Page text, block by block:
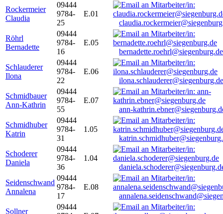
Rockermeier
Claudia
09444
9784-
25
E.01
Röhrl
Bernadette
09444
9784-
16
E.05
bernadette.roehrl@siegenburg.de
Schlauderer
Ilona
09444
9784-
22
E.06
ilona.schlauderer@siegenburg.de
Schmidbauer
Ann-Kathrin
09444
9784-
55
E.07
ann-
Schmidhuber
Katrin
09444
9784-
31
1.05
Schoderer
Daniela
09444
9784-
36
1.04
Seidenschwand
Annalena
09444
9784-
17
E.08
Sollner
09444